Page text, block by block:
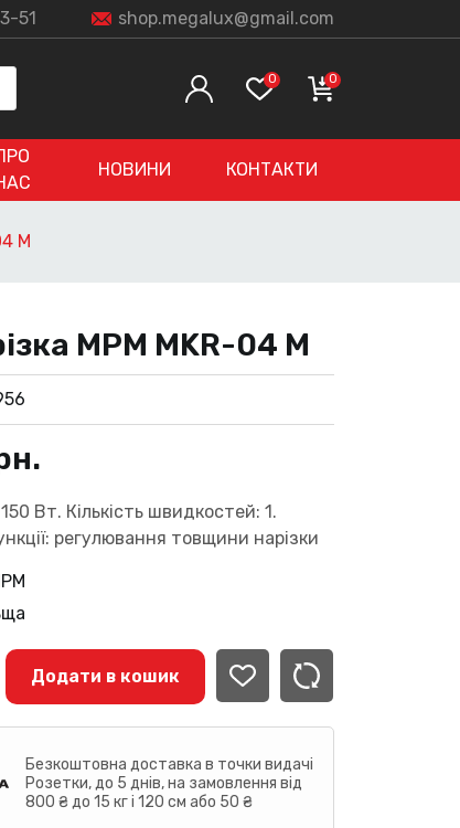
51 shop.megalux@gmail.com
0 0
НОВИНИ КОНТАКТИ
M
MPM MKR-04 M
Вт. Кількість швидкостей: 1.
регулювання товщини нарізки
Додати в кошик
Безкоштовна доставка в точки видачі
Розетки, до 5 днів, на замовлення від
800 ₴ до 15 кг і 120 см або 50 ₴